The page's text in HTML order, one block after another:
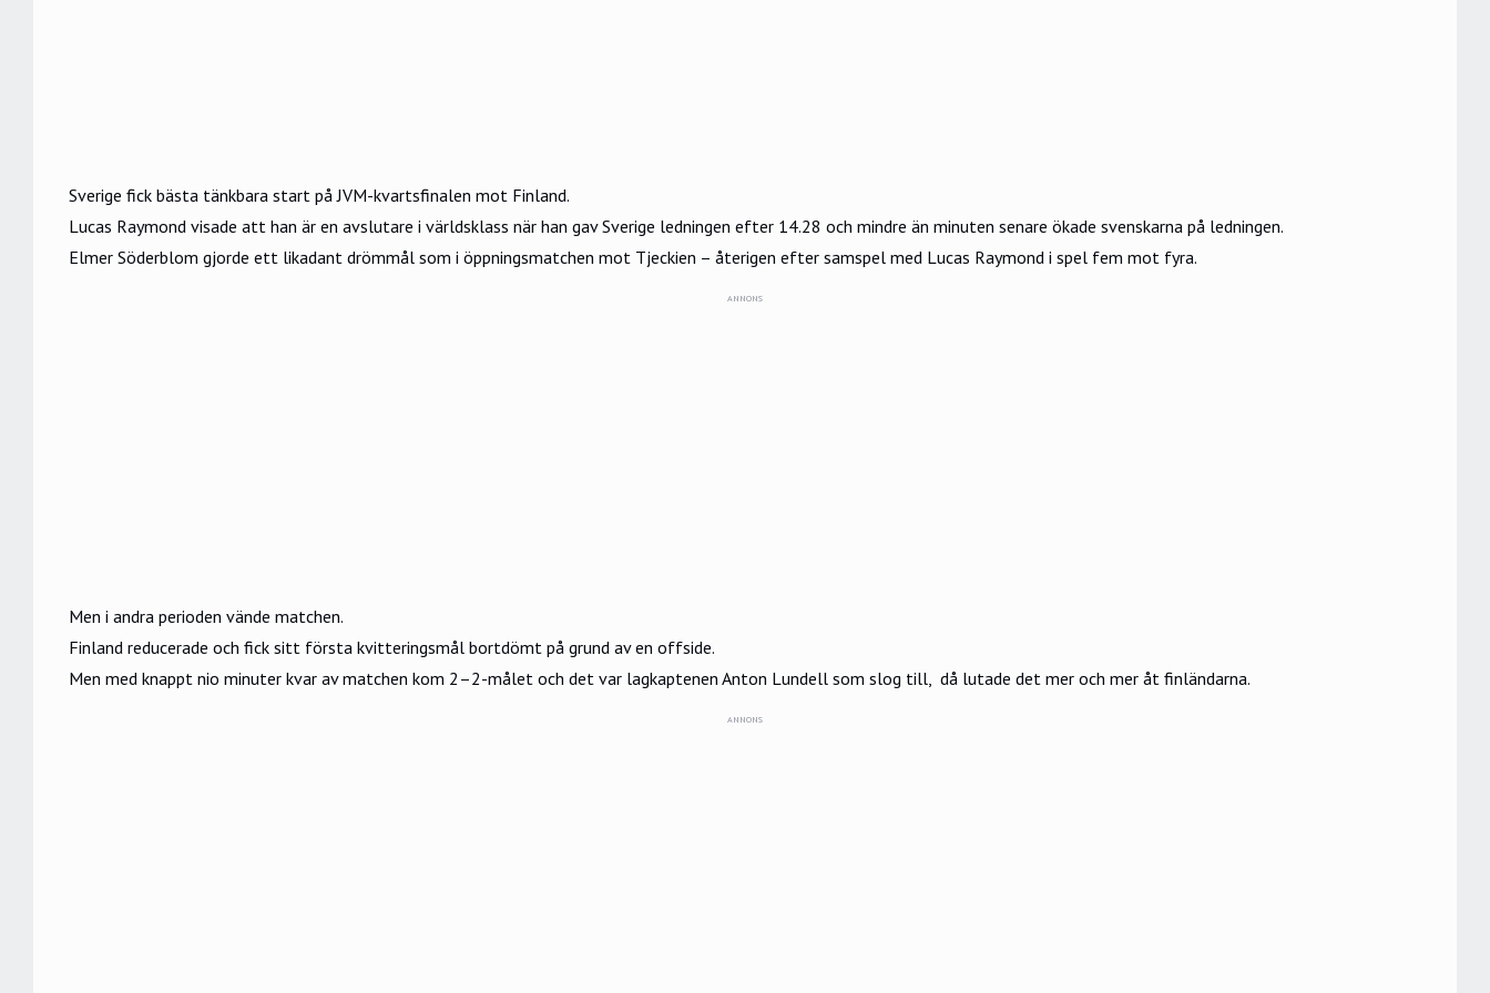
Sverige fick bästa tänkbara start på JVM-kvartsfinalen mot Finland.
Lucas Raymond visade att han är en avslutare i världsklass när han gav Sverige ledningen efter 14.28 och mindre än minuten senare ökade svenskarna på ledningen.
Elmer Söderblom gjorde ett likadant drömmål som i öppningsmatchen mot Tjeckien – återigen efter samspel med Lucas Raymond i spel fem mot fyra.
ANNONS
Men i andra perioden vände matchen.
Finland reducerade och fick sitt första kvitteringsmål bortdömt på grund av en offside.
Men med knappt nio minuter kvar av matchen kom 2–2-målet och det var lagkaptenen Anton Lundell som slog till, då lutade det mer och mer åt finländarna.
ANNONS